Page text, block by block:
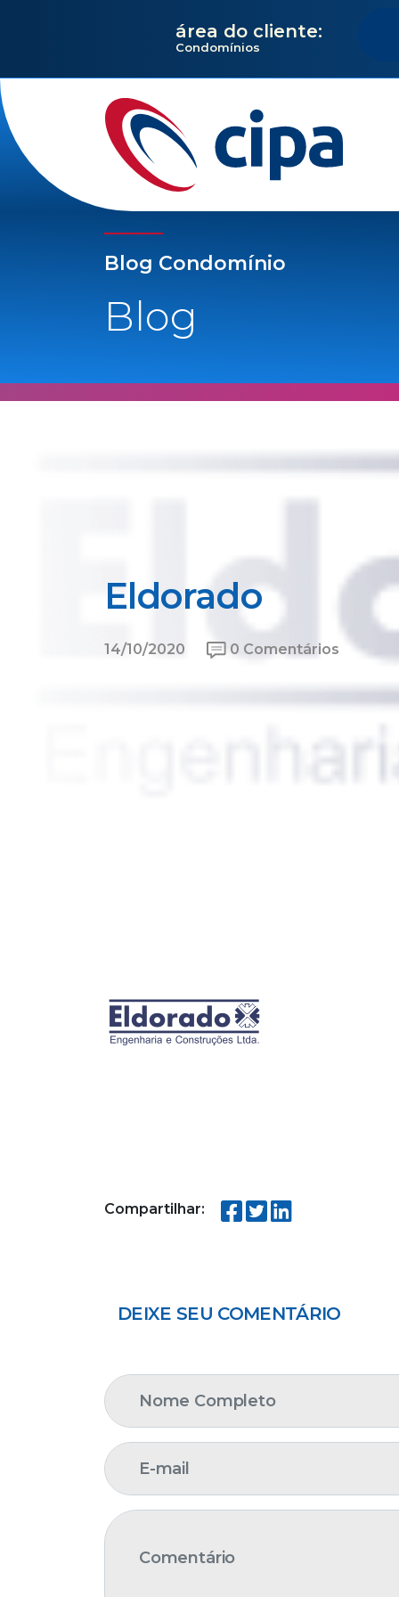
área do cliente:
Condomínios
Blog Condomínio
Blog
Eldorado
14/10/2020 0 Comentários
Compartilhar:
DEIXE SEU COMENTÁRIO